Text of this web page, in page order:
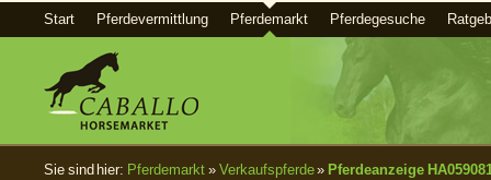
Start Pferdevermittlung Pferdemarkt Pferdegesuche
Sie sind hier: Pferdemarkt » Verkaufspferde» Pferdeanzeige